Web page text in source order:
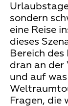
sondern
eine Reise
dieses
Bereich
dran an der
und auf
Fragen, die